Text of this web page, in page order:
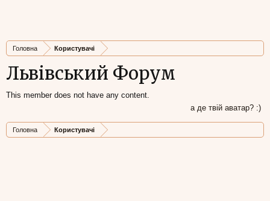
Головна Користувачі
Львівський Форум
This member does not have any content.
а де твій аватар? :)
Головна Користувачі